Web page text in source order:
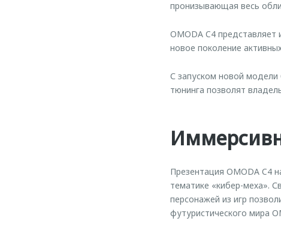
пронизывающая весь
OMODA C4
новое поколение
С запуском новой модели
тюнинга позволят
Презентация OMODA C4
тематике «кибер-меха».
персонажей из игр
футуристического мира